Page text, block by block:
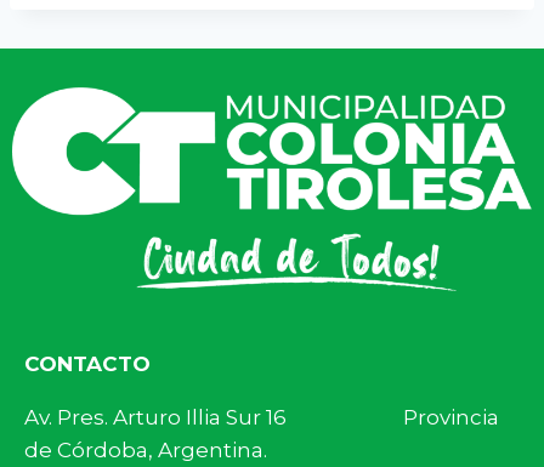
CONTACTO
Av. Pres. Arturo Illia Sur 16 Provincia
de Córdoba, Argentina.